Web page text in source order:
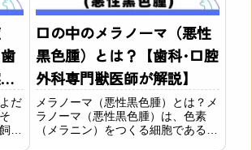
だ
い
口の中のメラノーマ（悪性
黒色腫）とは？【歯科･口腔
外科専門獣医師が解説】
メラノーマ（悪性黒色腫）とは？メ
ラノーマ（悪性黒色腫）は、色素
（メラニン）をつくる細胞であるメ